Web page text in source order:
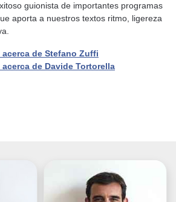
guionista de importantes programas
aporta a nuestros textos ritmo, ligereza
de Stefano Zuffi
de Davide Tortorella